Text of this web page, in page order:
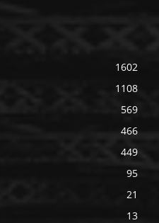
1602
1108
569
466
449
95
21
13